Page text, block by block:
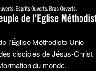
l’Église Méthodiste Unie
disciples de Jésus-Christ
du monde.